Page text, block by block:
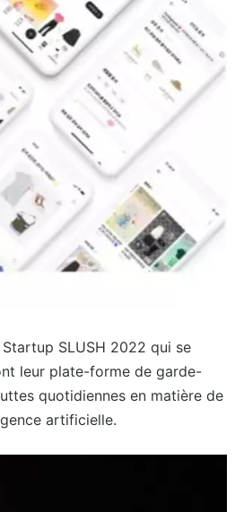
SLUSH 2022 qui se
leur plate-forme de garde-
quotidiennes en matière de
artificielle.